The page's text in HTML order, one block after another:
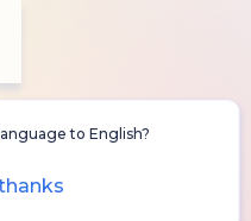
Renderforest language to